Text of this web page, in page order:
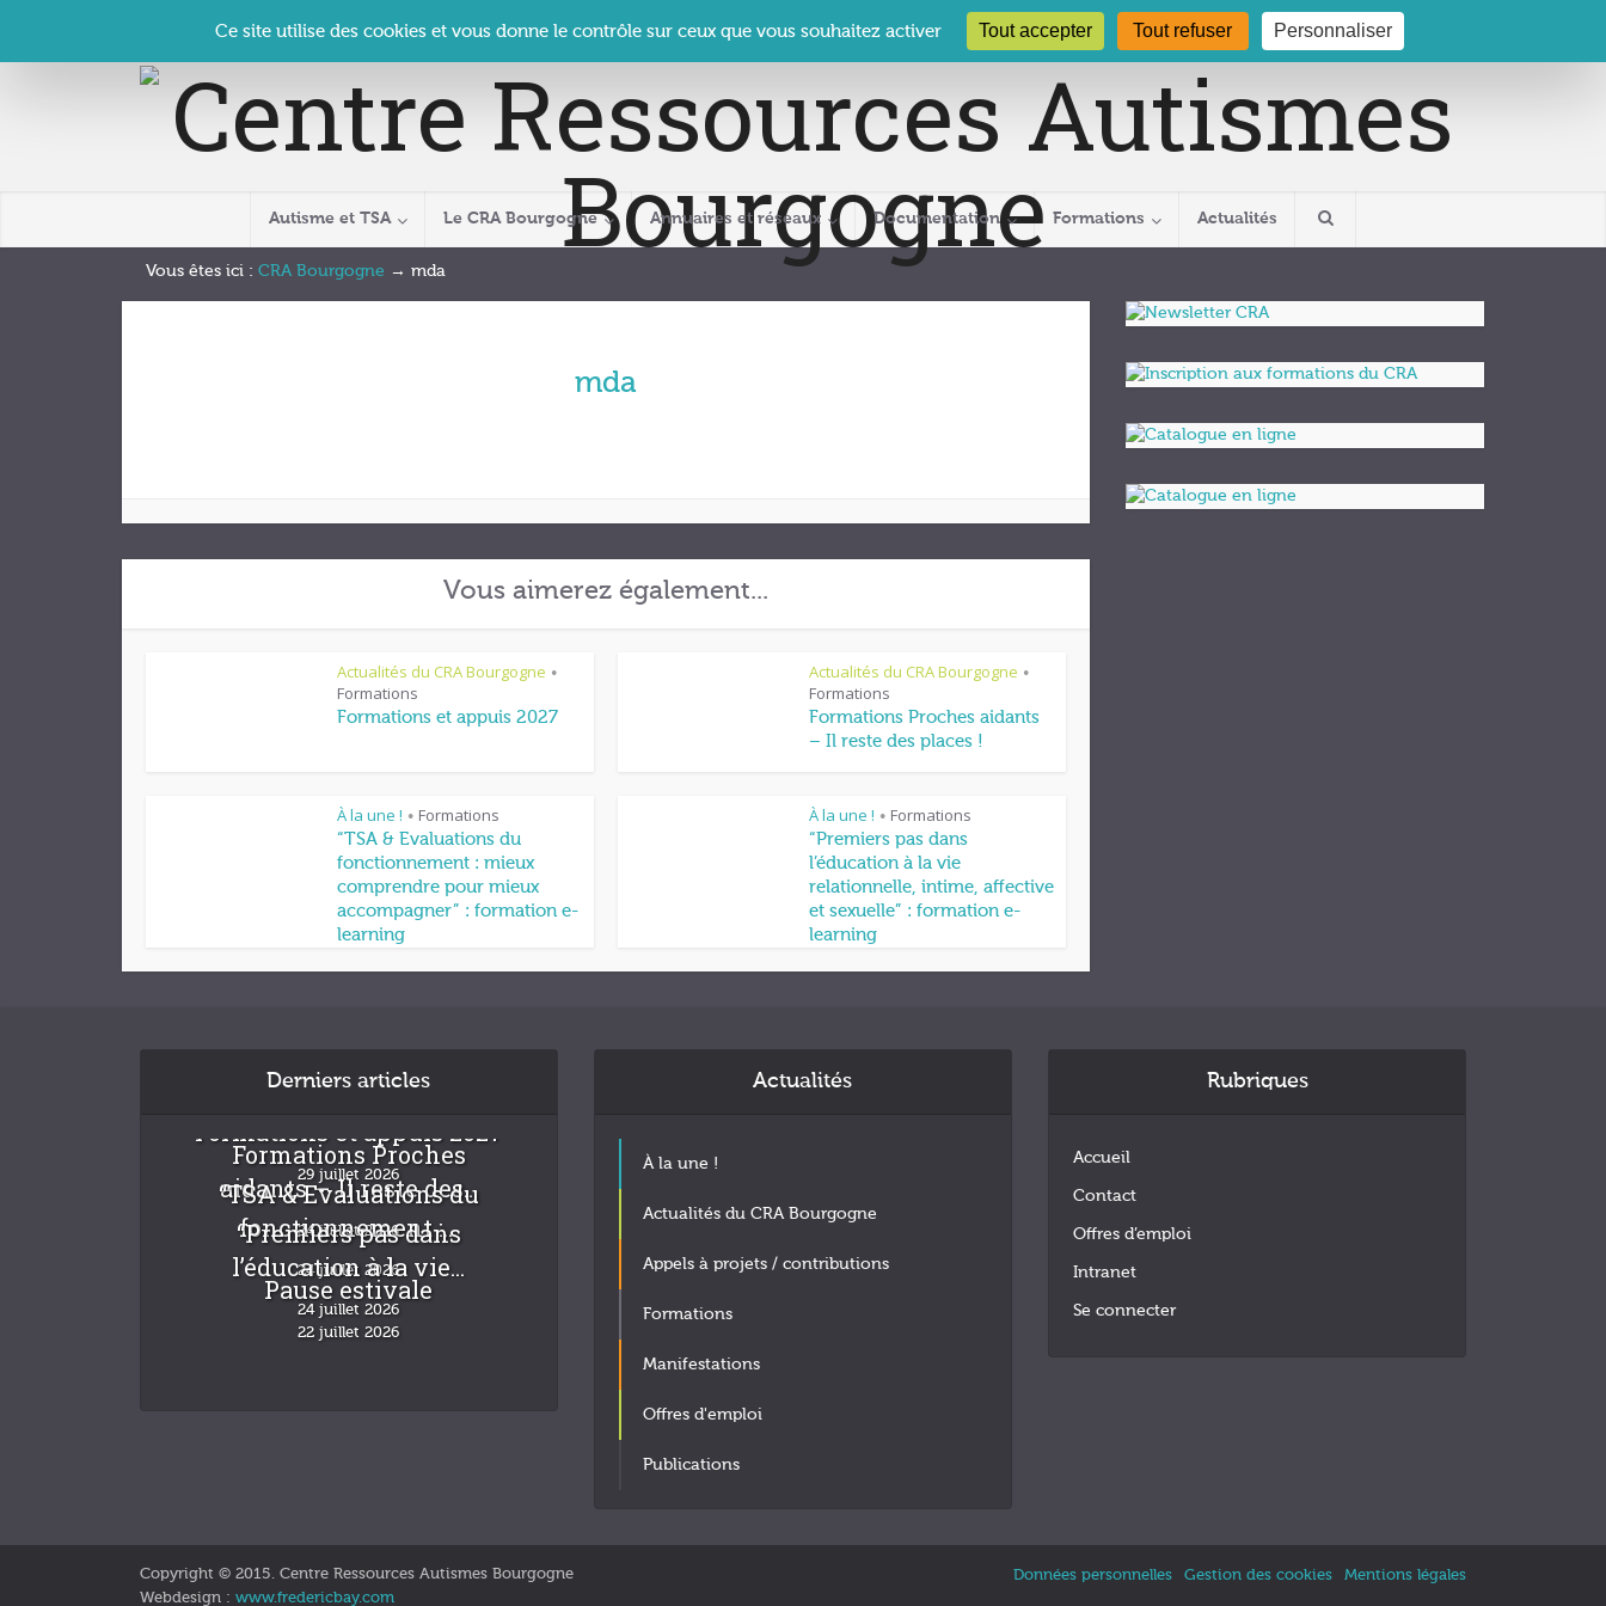
Contact Se connecter | CRA Bourgogne – Le Clos des Présidents – 19-21 rue Coty – 21 000 DIJON cra@crabourgogne.org 03 80 29 54 19
Autisme et TSA Le CRA Bourgogne Annuaires et réseaux Documentation Formations Actualités
Vous êtes ici : CRA Bourgogne → mda
mda
Vous aimerez également...
Actualités du CRA Bourgogne •
Formations
Formations et appuis 2027
Actualités du CRA Bourgogne •
Formations
Formations Proches aidants
– Il reste des places !
À la une ! • Formations
“TSA & Evaluations du
fonctionnement : mieux
comprendre pour mieux
accompagner” : formation e-
learning
À la une ! • Formations
“Premiers pas dans
l’éducation à la vie
relationnelle, intime, affective
et sexuelle” : formation e-
learning
Derniers articles
Formations et appuis 2027
29 juillet 2026
Formations Proches
aidants – Il reste des...
24 juillet 2026
“TSA & Evaluations du
fonctionnement :...
24 juillet 2026
“Premiers pas dans
l’éducation à la vie...
24 juillet 2026
Pause estivale
22 juillet 2026
Actualités
À la une !
Actualités du CRA Bourgogne
Appels à projets / contributions
Formations
Manifestations
Offres d'emploi
Publications
Rubriques
Accueil
Contact
Offres d’emploi
Intranet
Se connecter
Copyright © 2015. Centre Ressources Autismes Bourgogne
Webdesign : www.fredericbay.com
Données personnelles Gestion des cookies Mentions légales
Ce site utilise des cookies et vous donne le contrôle sur ceux que vous souhaitez activer Tout accepter Tout refuser Personnaliser